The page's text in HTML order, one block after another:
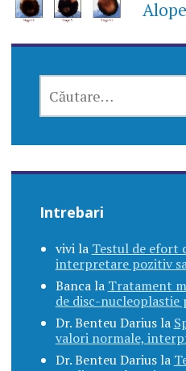
DUPĂ:
Intrebari
vivila Testul de efort
interpretare pozitiv
Bancala Tratament
de disc-nucleoplastie
Dr. Benteu Dariusla
valori normale,
Dr. Benteu Dariusla